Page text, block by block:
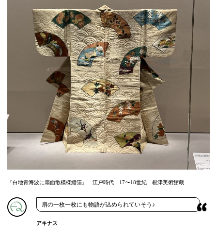
『白地青海波に扇面散模様縫箔』 江戸時代 17〜18世紀 根津美術館蔵
扇の一枚一枚にも物語が込められていそう♪
アキナス